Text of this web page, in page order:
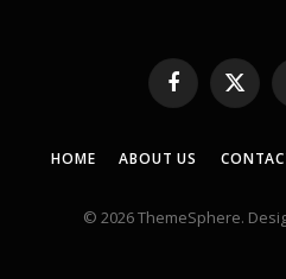
Facebook
X
HOME ABOUT US
© 2026 ThemeSphere.